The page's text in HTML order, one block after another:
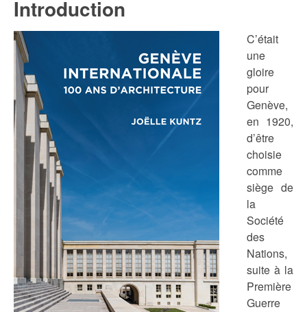
Introduction
C’était
une
gloire
pour
Genève,
en 1920,
d’être
choisie
comme
siège de
la
Société
des
Nations,
suite à la
Première
Guerre